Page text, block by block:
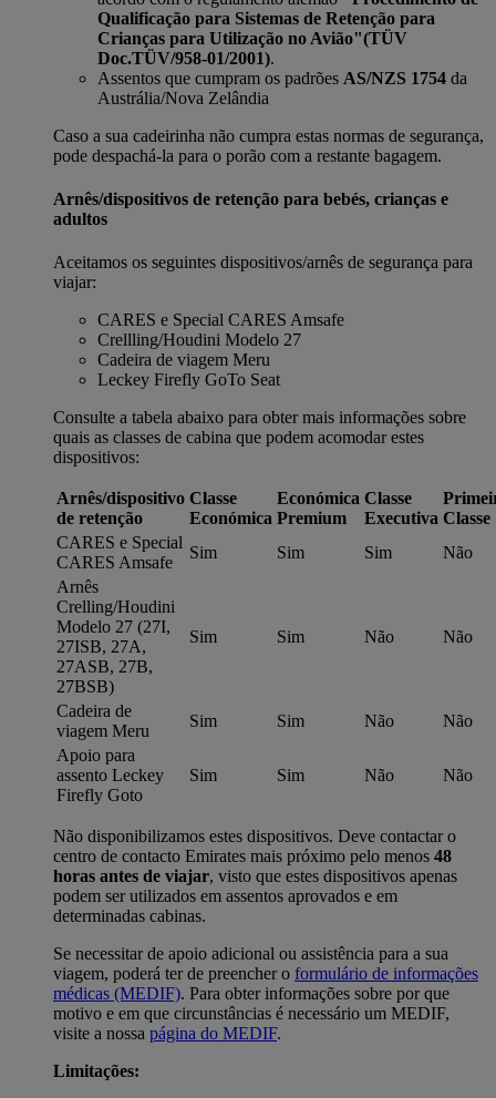
Qualificação para Sistemas de Retenção para
Crianças para Utilização no Avião"(TÜV
Doc.TÜV/958-01/2001).
Assentos que cumpram os padrões AS/NZS 1754 da
Austrália/Nova Zelândia
Caso a sua cadeirinha não cumpra estas normas de segurança,
pode despachá-la para o porão com a restante bagagem.
Arnês/dispositivos de retenção para bebés, crianças e
adultos
Aceitamos os seguintes dispositivos/arnês de segurança para
viajar:
CARES e Special CARES Amsafe
Crellling/Houdini Modelo 27
Cadeira de viagem Meru
Leckey Firefly GoTo Seat
Consulte a tabela abaixo para obter mais informações sobre
quais as classes de cabina que podem acomodar estes
dispositivos:
Arnês/dispositivo
de retenção
Classe
Económica
Económica
Premium
Classe
Executiva Classe
CARES e Special
CARES Amsafe
Sim Sim Sim
Não
Arnês
Crelling/Houdini
Modelo 27 (27I,
27ISB, 27A,
27ASB, 27B,
27BSB)
Sim Sim Não Não
Cadeira de
viagem Meru
Sim Sim Não
Não
Apoio para
assento Leckey
Firefly Goto
Sim Sim Não Não
Não disponibilizamos estes dispositivos. Deve contactar o
centro de contacto Emirates mais próximo pelo menos 48
horas antes de viajar, visto que estes dispositivos apenas
podem ser utilizados em assentos aprovados e em
determinadas cabinas.
Se necessitar de apoio adicional ou assistência para a sua
viagem, poderá ter de preencher o formulário de informações
médicas (MEDIF). Para obter informações sobre por que
motivo e em que circunstâncias é necessário um MEDIF,
visite a nossa página do MEDIF.
Limitações: